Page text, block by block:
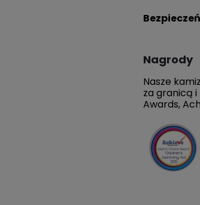
Nagrody
Nasze
za granicą i
Awards,